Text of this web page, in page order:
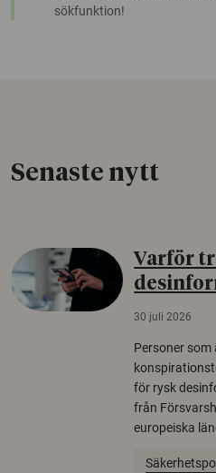
sökfunktion!
Senaste nytt
Varför
30 juli 2026
Personer
för rysk
från
europeiska